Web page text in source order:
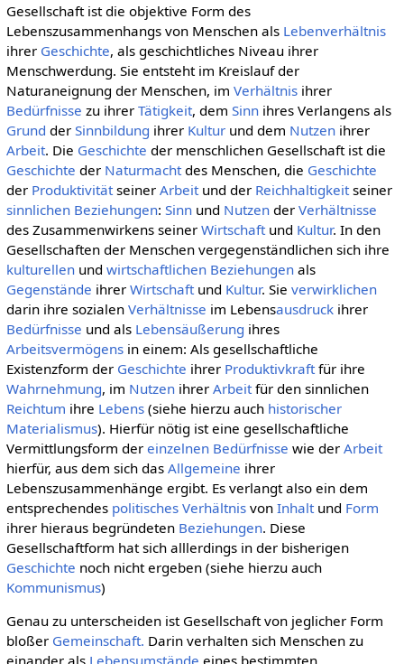
Gesellschaft ist die objektive Form des
Lebenszusammenhangs von Menschen als Lebenverhältnis
ihrer Geschichte, als geschichtliches Niveau ihrer
Menschwerdung. Sie entsteht im Kreislauf der
Naturaneignung der Menschen, im Verhältnisihrer
Bedürfnisse zu ihrer Tätigkeit, dem Sinnihres Verlangens als
Grund der Sinnbildung ihrer Kulturund dem Nutzenihrer
Arbeit. Die Geschichte der menschlichen Gesellschaft ist die
Geschichte der Naturmachtdes Menschen, die Geschichte
der Produktivitätseiner Arbeitund der Reichhaltigkeitseiner
sinnlichen Beziehungen: Sinnund Nutzender Verhältnisse
des Zusammenwirkens seiner Wirtschaftund Kultur. In den
Gesellschaften der Menschen vergegenständlichen sich ihre
kulturellenund wirtschaftlichen Beziehungenals
Gegenstände ihrer Wirtschaftund Kultur. Sie verwirklichen
darin ihre sozialen Verhältnisse im Lebensausdruckihrer
Bedürfnisse und als Lebensäußerung ihres
Arbeitsvermögensin einem: Als gesellschaftliche
Existenzform der Geschichte ihrer Produktivkraftfür ihre
Wahrnehmung, im Nutzenihrer Arbeitfür den sinnlichen
Reichtum ihre Lebens(siehe hierzu auch historischer
Materialismus). Hierfür nötig ist eine gesellschaftliche
Vermittlungsform der einzelnen Bedürfnisse wie der Arbeit
hierfür, aus dem sich das Allgemeine ihrer
Lebenszusammenhänge ergibt. Es verlangt also ein dem
entsprechendes politisches Verhältnisvon Inhaltund Form
ihrer hieraus begründeten Beziehungen. Diese
Gesellschaftform hat sich alllerdings in der bisherigen
Geschichte noch nicht ergeben (siehe hierzu auch
Kommunismus)
Genau zu unterscheiden ist Gesellschaft von jeglicher Form
bloßer Gemeinschaft. Darin verhalten sich Menschen zu
einander als Lebensumstände eines bestimmten